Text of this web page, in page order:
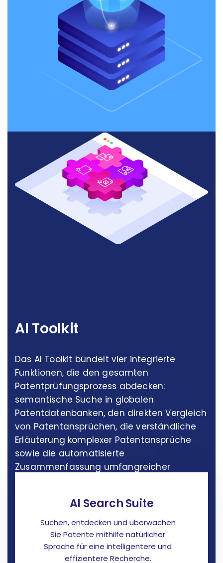
AI Toolkit
Das AI Toolkit bündelt vier integrierte
Funktionen, die den gesamten
Patentprüfungsprozess abdecken:
semantische Suche in globalen
Patentdatenbanken, den direkten Vergleich
von Patentansprüchen, die verständliche
Erläuterung komplexer Patentansprüche
sowie die automatisierte
Zusammenfassung umfangreicher
AI Search Suite
Suchen, entdecken und überwachen
Sie Patente mithilfe natürlicher
Sprache für eine intelligentere und
effizientere Recherche.